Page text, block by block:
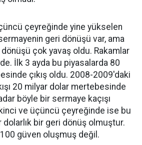
çeyreğinde yine yükselen
geri dönüşü var, ama
çok yavaş oldu. Rakamlar
İlk 3 ayda bu piyasalarda 80
çıkış oldu. 2008-2009'daki
20 milyar dolar mertebesinde
böyle bir sermaye kaçışı
ikinci ve üçüncü çeyreğinde ise bu
dolarlık bir geri dönüş olmuştur.
güven oluşmuş değil.